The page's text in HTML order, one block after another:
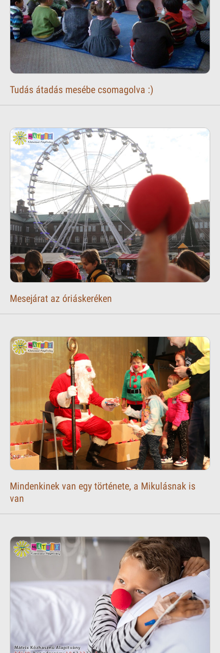
Tudás átadás mesébe csomagolva :)
Mesejárat az óriáskeréken
Mindenkinek van egy története, a Mikulásnak is
van